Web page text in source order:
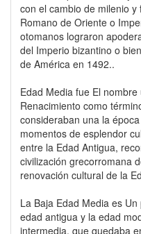
con el cambio de milenio y finaliza con la caída del Imperio
Romano de Oriente o
otomanos lograron
del Imperio bizantino o
de América en 1492..
Edad Media fue El nombre usado por los humanistas del
Renacimiento como
consideraban una la
momentos de esplendor
entre la Edad Antigua,
civilización grecorromana
renovación cultural de la
La Baja Edad Media es
edad antigua y la edad
intermedia, que quedaba